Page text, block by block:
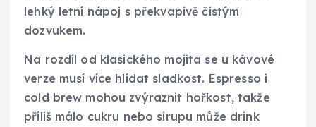
lehký letní nápoj s překvapivě čistým
dozvukem.
Na rozdíl od klasického mojita se u kávové
verze musí více hlídat sladkost. Espresso i
cold brew mohou zvýraznit hořkost, takže
příliš málo cukru nebo sirupu může drink